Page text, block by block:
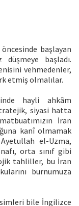
başlayan
başladı.
vehmedenler,
etmiş olmalılar.
hayli ahkâm
siyasi hatta
İran
kanî olmamak
el-Uzma,
orta sınıf gibi
tahliller, bu İran
burnumuza
bile İngilizce